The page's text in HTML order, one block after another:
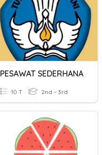
PESAWAT SEDERHANA
10 T 2nd - 3rd